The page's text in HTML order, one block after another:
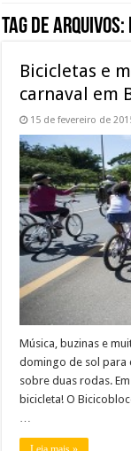
Tag de arquivos:
Bicicletas e
carnaval em
15 de fevereiro de
Música, buzinas e
domingo de sol para
sobre duas rodas.
bicicleta! O